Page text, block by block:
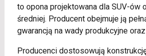
to opona projektowana dla SUV-ów
średniej. Producent obejmuje ją
gwarancją na wady produkcyjne
Producenci dostosowują